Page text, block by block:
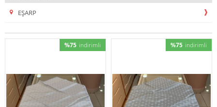
EŞARP
%75 indirimli %75 indirimli